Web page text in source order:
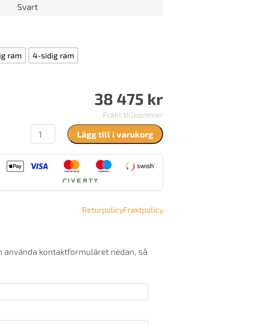
Svart
ram 4-sidig ram
38 475 kr
Frakt tillkommer
Stuv
6650
mängd
Lägg till i varukorg
ReturpolicyFraktpolicy
använda kontaktformuläret nedan, så